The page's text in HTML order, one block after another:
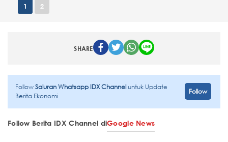
1 2
SHARE
FollowSaluran Whatsapp IDX Channeluntuk Update
Berita Ekonomi
Follow
Follow Berita IDX Channel diGoogle News